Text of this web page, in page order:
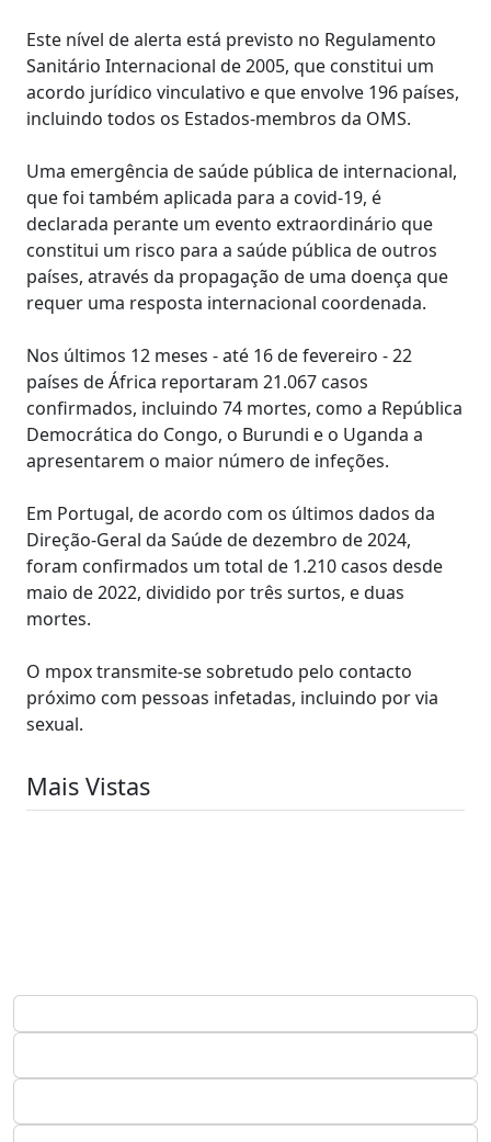
Este nível de alerta está previsto no Regulamento
Sanitário Internacional de 2005, que constitui um
acordo jurídico vinculativo e que envolve 196 países,
incluindo todos os Estados-membros da OMS.
Uma emergência de saúde pública de internacional,
que foi também aplicada para a covid-19, é
declarada perante um evento extraordinário que
constitui um risco para a saúde pública de outros
países, através da propagação de uma doença que
requer uma resposta internacional coordenada.
Nos últimos 12 meses - até 16 de fevereiro - 22
países de África reportaram 21.067 casos
confirmados, incluindo 74 mortes, como a República
Democrática do Congo, o Burundi e o Uganda a
apresentarem o maior número de infeções.
Em Portugal, de acordo com os últimos dados da
Direção-Geral da Saúde de dezembro de 2024,
foram confirmados um total de 1.210 casos desde
maio de 2022, dividido por três surtos, e duas
mortes.
O mpox transmite-se sobretudo pelo contacto
próximo com pessoas infetadas, incluindo por via
sexual.
Mais Vistas